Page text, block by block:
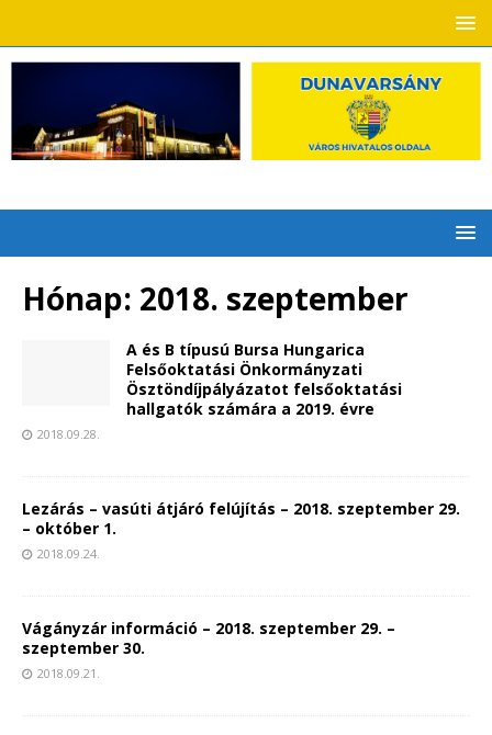
Hónap: 2018. szeptember
A és B típusú Bursa Hungarica
Felsőoktatási Önkormányzati
Ösztöndíjpályázatot felsőoktatási
hallgatók számára a 2019. évre
2018.09.28.
Lezárás – vasúti átjáró felújítás – 2018. szeptember 29.
– október 1.
2018.09.24.
Vágányzár információ – 2018. szeptember 29. –
szeptember 30.
2018.09.21.